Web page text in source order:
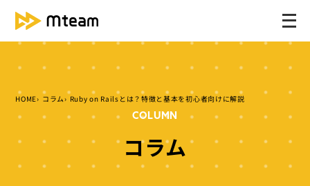
メ
HOME コラム Ruby on Railsとは？特徴と基本を初心者向けに解説
COLUMN
コラム